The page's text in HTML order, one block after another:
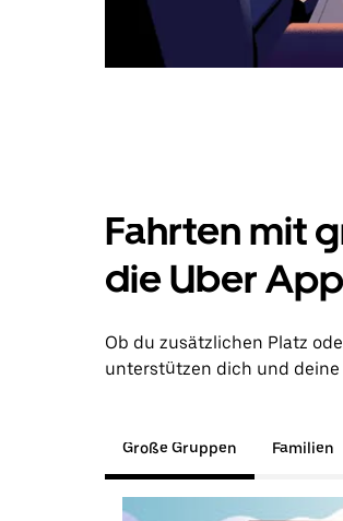
Fahrten mit
die Uber App
Ob du zusätzlichen Platz
unterstützen dich und deine
Große Gruppen Familien